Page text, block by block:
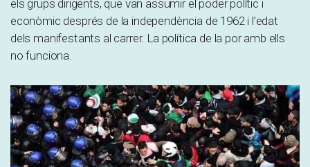
els grups dirigents, que van assumir el poder polític i
econòmic després de la independència de 1962 i l’edat
dels manifestants al carrer. La política de la por amb ells
no funciona.